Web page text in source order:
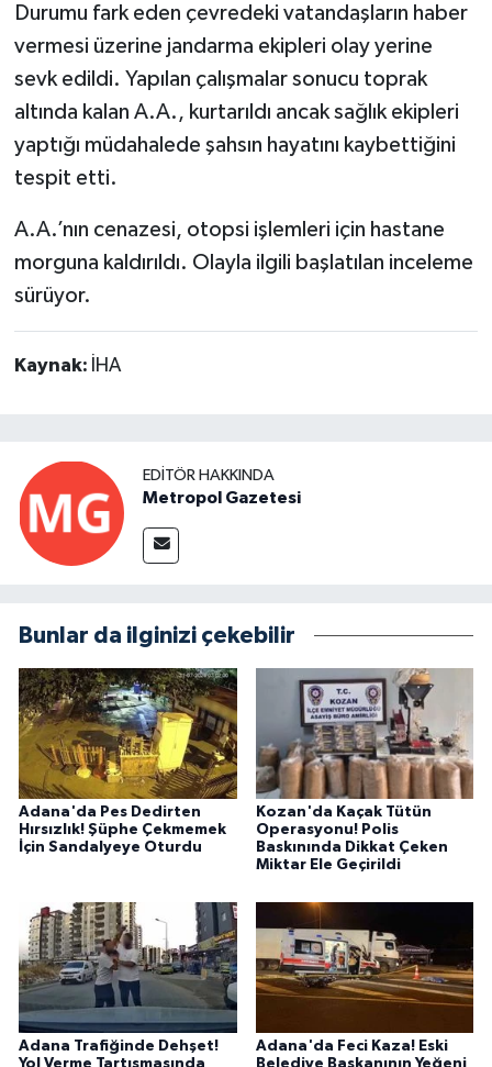
Durumu fark eden çevredeki vatandaşların haber
vermesi üzerine jandarma ekipleri olay yerine
sevk edildi. Yapılan çalışmalar sonucu toprak
altında kalan A.A., kurtarıldı ancak sağlık ekipleri
yaptığı müdahalede şahsın hayatını kaybettiğini
tespit etti.
A.A.’nın cenazesi, otopsi işlemleri için hastane
morguna kaldırıldı. Olayla ilgili başlatılan inceleme
sürüyor.
Kaynak: İHA
EDITÖR HAKKINDA
Metropol Gazetesi
Bunlar da ilginizi çekebilir
Adana'da Pes Dedirten
Hırsızlık! Şüphe Çekmemek
İçin Sandalyeye Oturdu
Kozan'da Kaçak Tütün
Operasyonu! Polis
Baskınında Dikkat Çeken
Miktar Ele Geçirildi
Adana Trafiğinde Dehşet!
Adana'da Feci Kaza! Eski